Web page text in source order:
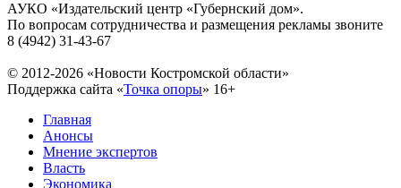
АУКО «Издательский центр «Губернский дом».
По вопросам сотрудничества и размещения рекламы звоните
8 (4942) 31-43-67
© 2012-2026 «Новости Костромской области»
Поддержка сайта «Точка опоры» 16+
Главная
Анонсы
Мнение экспертов
Власть
Экономика